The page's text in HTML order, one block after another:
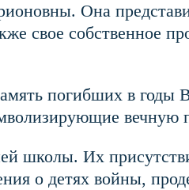
Она
собственное
погибших в
вечную
школы. Их
о детях войны,